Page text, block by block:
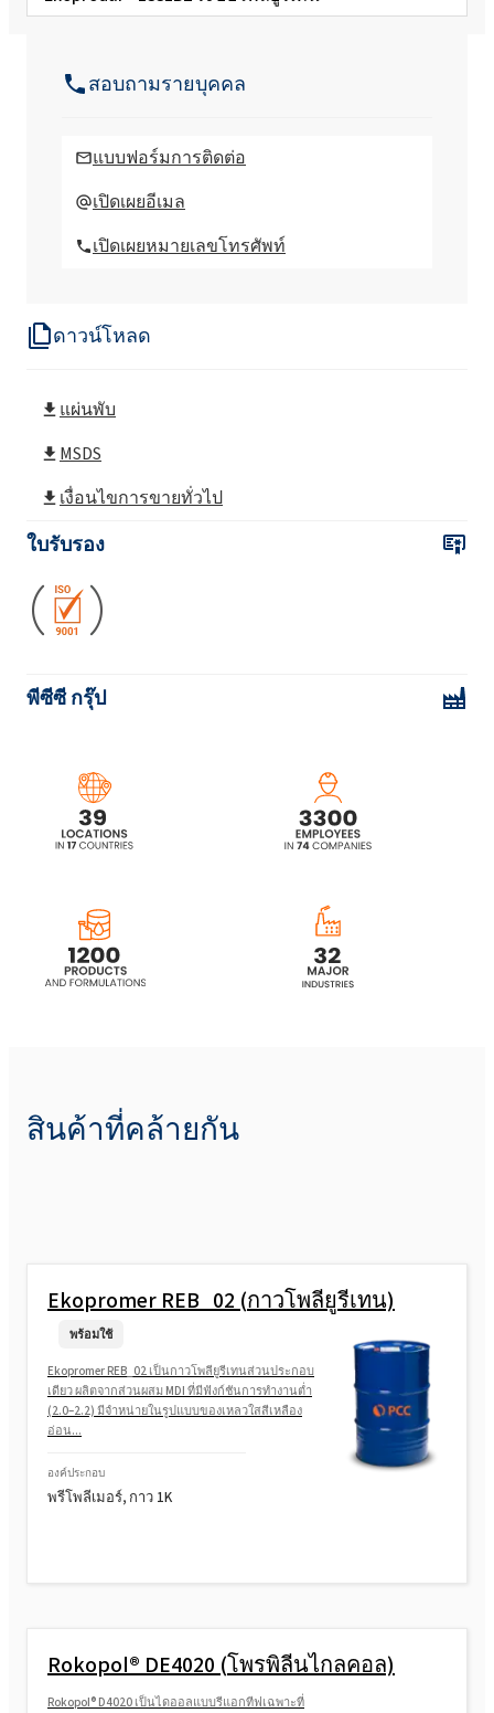
ดาวน์โหลด
แผ่นพับ
MSDS
เงื่อนไขการขายทั่วไป
ใบรับรอง
พีซีซี กรุ๊ป
Ekoprodur®FC H004-S ระบบโพลียูรีเทน
Ekoprodur®S0310/E ระบบโพลียูรีเทน
Ekoprodur® 1112B2 ระบบโพลียูรีเทน
Ekoprodur® 4540W ระบบโพลียูรีเทน
สอบถามรายบุคคล
แบบฟอร์มการติดต่อ
เปิดเผยอีเมล
เปิดเผยหมายเลขโทรศัพท์
สินค้าที่คล้ายกัน
Ekopromer REB_02 (กาวโพลียูรีเทน)
พร้อมใช้
Ekopromer REB_02 เป็นกาวโพลียูรีเทนส่วนประกอบ
เดียว ผลิตจากส่วนผสม MDI ที่มีฟังก์ชันการทำงานต่ำ
(2.0–2.2) มีจำหน่ายในรูปแบบของเหลวใสสีเหลือง
อ่อน...
องค์ประกอบ
พรีโพลีเมอร์, กาว 1K
Rokopol® DE4020 (โพรพิลีนไกลคอล)
Rokopol® D4020 เป็นไดออลแบบรีแอกทีฟเฉพาะที่